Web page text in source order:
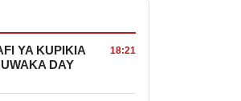
YA KUPIKIA
DAY
18:21